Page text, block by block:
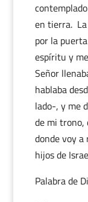
en tierra.
por la
espíritu y
Señor
hablaba
lado-, y me
de mi trono,
donde voy a
hijos de
Palabra de